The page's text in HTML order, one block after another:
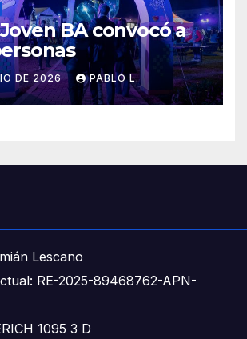
BA convocó a
DE 2026 PABLO L.
Lescano
RE-2025-89468762-APN-
1095 3 D